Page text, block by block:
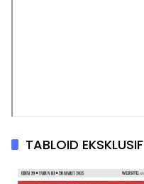
TABLOID EKSKLUSIF